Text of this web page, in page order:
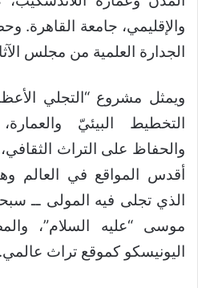
والإقليمي، جامعة القاهرة.
الجدارة العلمية من مجلس
ويمثل مشروع “التجلي
التخطيط البيئيّ
والحفاظ على التراث
أقدس المواقع في العالم
الذي تجلى فيه المولى ــ
موسى “عليه السلام”،
اليونيسكو كموقع تراث عالمي.